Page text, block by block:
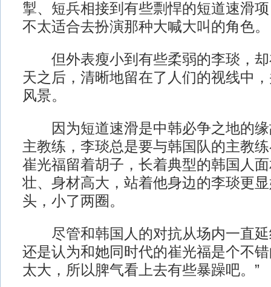
掣、短兵相接到有些剽悍的短道速滑
不太适合去扮演那种大喊大叫的角色。
但外表瘦小到有些柔弱的李琰，却
天之后，清晰地留在了人们的视线中
风景。
因为短道速滑是中韩必争之地的缘
主教练，李琰总是要与韩国队的主教
崔光福留着胡子，长着典型的韩国人
壮、身材高大，站着他身边的李琰更
头，小了两圈。
尽管和韩国人的对抗从场内一直延
还是认为和她同时代的崔光福是个不
太大，所以脾气看上去有些暴躁吧。”